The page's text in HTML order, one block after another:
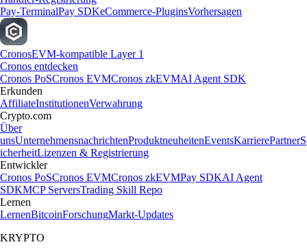
Pay-TerminalPay SDKeCommerce-PluginsVorhersagen
CronosEVM-kompatible Layer 1
Cronos entdecken
Cronos PoSCronos EVMCronos zkEVMAI Agent SDK
Erkunden
AffiliateInstitutionenVerwahrung
Crypto.com
Über
unsUnternehmensnachrichtenProduktneuheitenEventsKarrierePartnerS
icherheitLizenzen & Registrierung
Entwickler
Cronos PoSCronos EVMCronos zkEVMPay SDKAI Agent
SDKMCP ServersTrading Skill Repo
Lernen
LernenBitcoinForschungMarkt-Updates
KRYPTO